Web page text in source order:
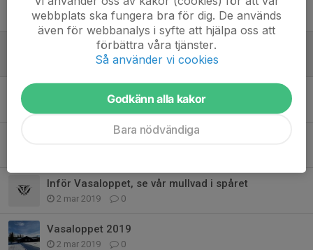
4 mar 2019 0
Resultat Vasaloppet 2019
4 mar 2019 0
Vasaloppsåkare FIK
Avfärd, från stugan mot VASALOPPET
Inför Vasaloppet, se vår mullvad i spåret
2 mar 2019 0
Vasaloppet 2019
2 mar 2019 0
webbplats ska fungera bra för dig. De används
även för webbanalys i syfte att hjälpa oss att
förbättra våra tjänster.
Så använder vi cookies
Godkänn alla kakor
Bara nödvändiga